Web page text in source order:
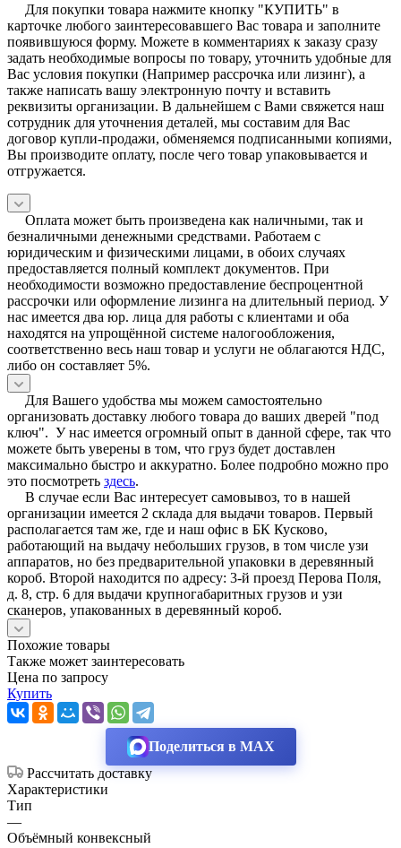
Для покупки товара нажмите кнопку "КУПИТЬ" в
карточке любого заинтересовавшего Вас товара и заполните
появившуюся форму. Можете в комментариях к заказу сразу
задать необходимые вопросы по товару, уточнить удобные для
Вас условия покупки (Например рассрочка или лизинг), а
также написать вашу электронную почту и вставить
реквизиты организации. В дальнейшем с Вами свяжется наш
сотрудник для уточнения деталей, мы составим для Вас
договор купли-продажи, обменяемся подписанными копиями,
Вы производите оплату, после чего товар упаковывается и
отгружается.
Оплата может быть произведена как наличными, так и
безналичными денежными средствами. Работаем с
юридическим и физическими лицами, в обоих случаях
предоставляется полный комплект документов. При
необходимости возможно предоставление беспроцентной
рассрочки или оформление лизинга на длительный период. У
нас имеется два юр. лица для работы с клиентами и оба
находятся на упрощённой системе налогообложения,
соответственно весь наш товар и услуги не облагаются НДС,
либо он составляет 5%.
Для Вашего удобства мы можем самостоятельно
организовать доставку любого товара до ваших дверей "под
ключ". У нас имеется огромный опыт в данной сфере, так что
можете быть уверены в том, что груз будет доставлен
максимально быстро и аккуратно. Более подробно можно про
это посмотреть здесь.
В случае если Вас интересует самовывоз, то в нашей
организации имеется 2 склада для выдачи товаров. Первый
располагается там же, где и наш офис в БК Кусково,
работающий на выдачу небольших грузов, в том числе узи
аппаратов, но без предварительной упаковки в деревянный
короб. Второй находится по адресу: 3-й проезд Перова Поля,
д. 8, стр. 6 для выдачи крупногабаритных грузов и узи
сканеров, упакованных в деревянный короб.
Похожие товары
Также может заинтересовать
Цена по запросу
Купить
Поделиться в MAX
Рассчитать доставку
Характеристики
Тип
—
Объёмный конвексный